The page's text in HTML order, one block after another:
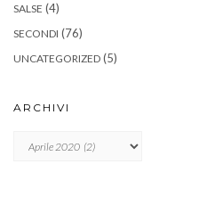
SALSE (4)
SECONDI (76)
UNCATEGORIZED (5)
ARCHIVI